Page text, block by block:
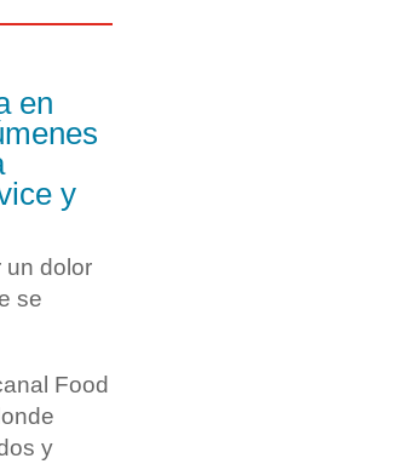
en
y
un dolor
se
Food
y